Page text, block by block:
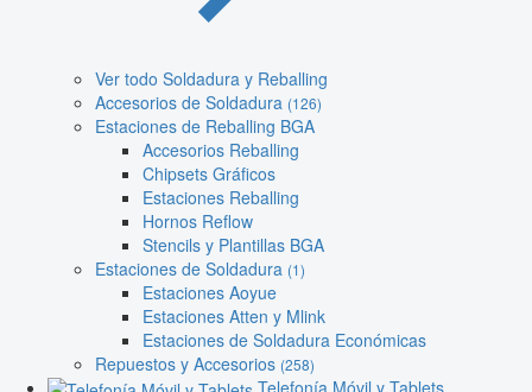
Ver todo Soldadura y Reballing
Accesorios de Soldadura (126)
Estaciones de Reballing BGA
Accesorios Reballing
Chipsets Gráficos
Estaciones Reballing
Hornos Reflow
Stencils y Plantillas BGA
Estaciones de Soldadura (1)
Estaciones Aoyue
Estaciones Atten y Mlink
Estaciones de Soldadura Económicas
Repuestos y Accesorios (258)
Telefonía Móvil y Tablets